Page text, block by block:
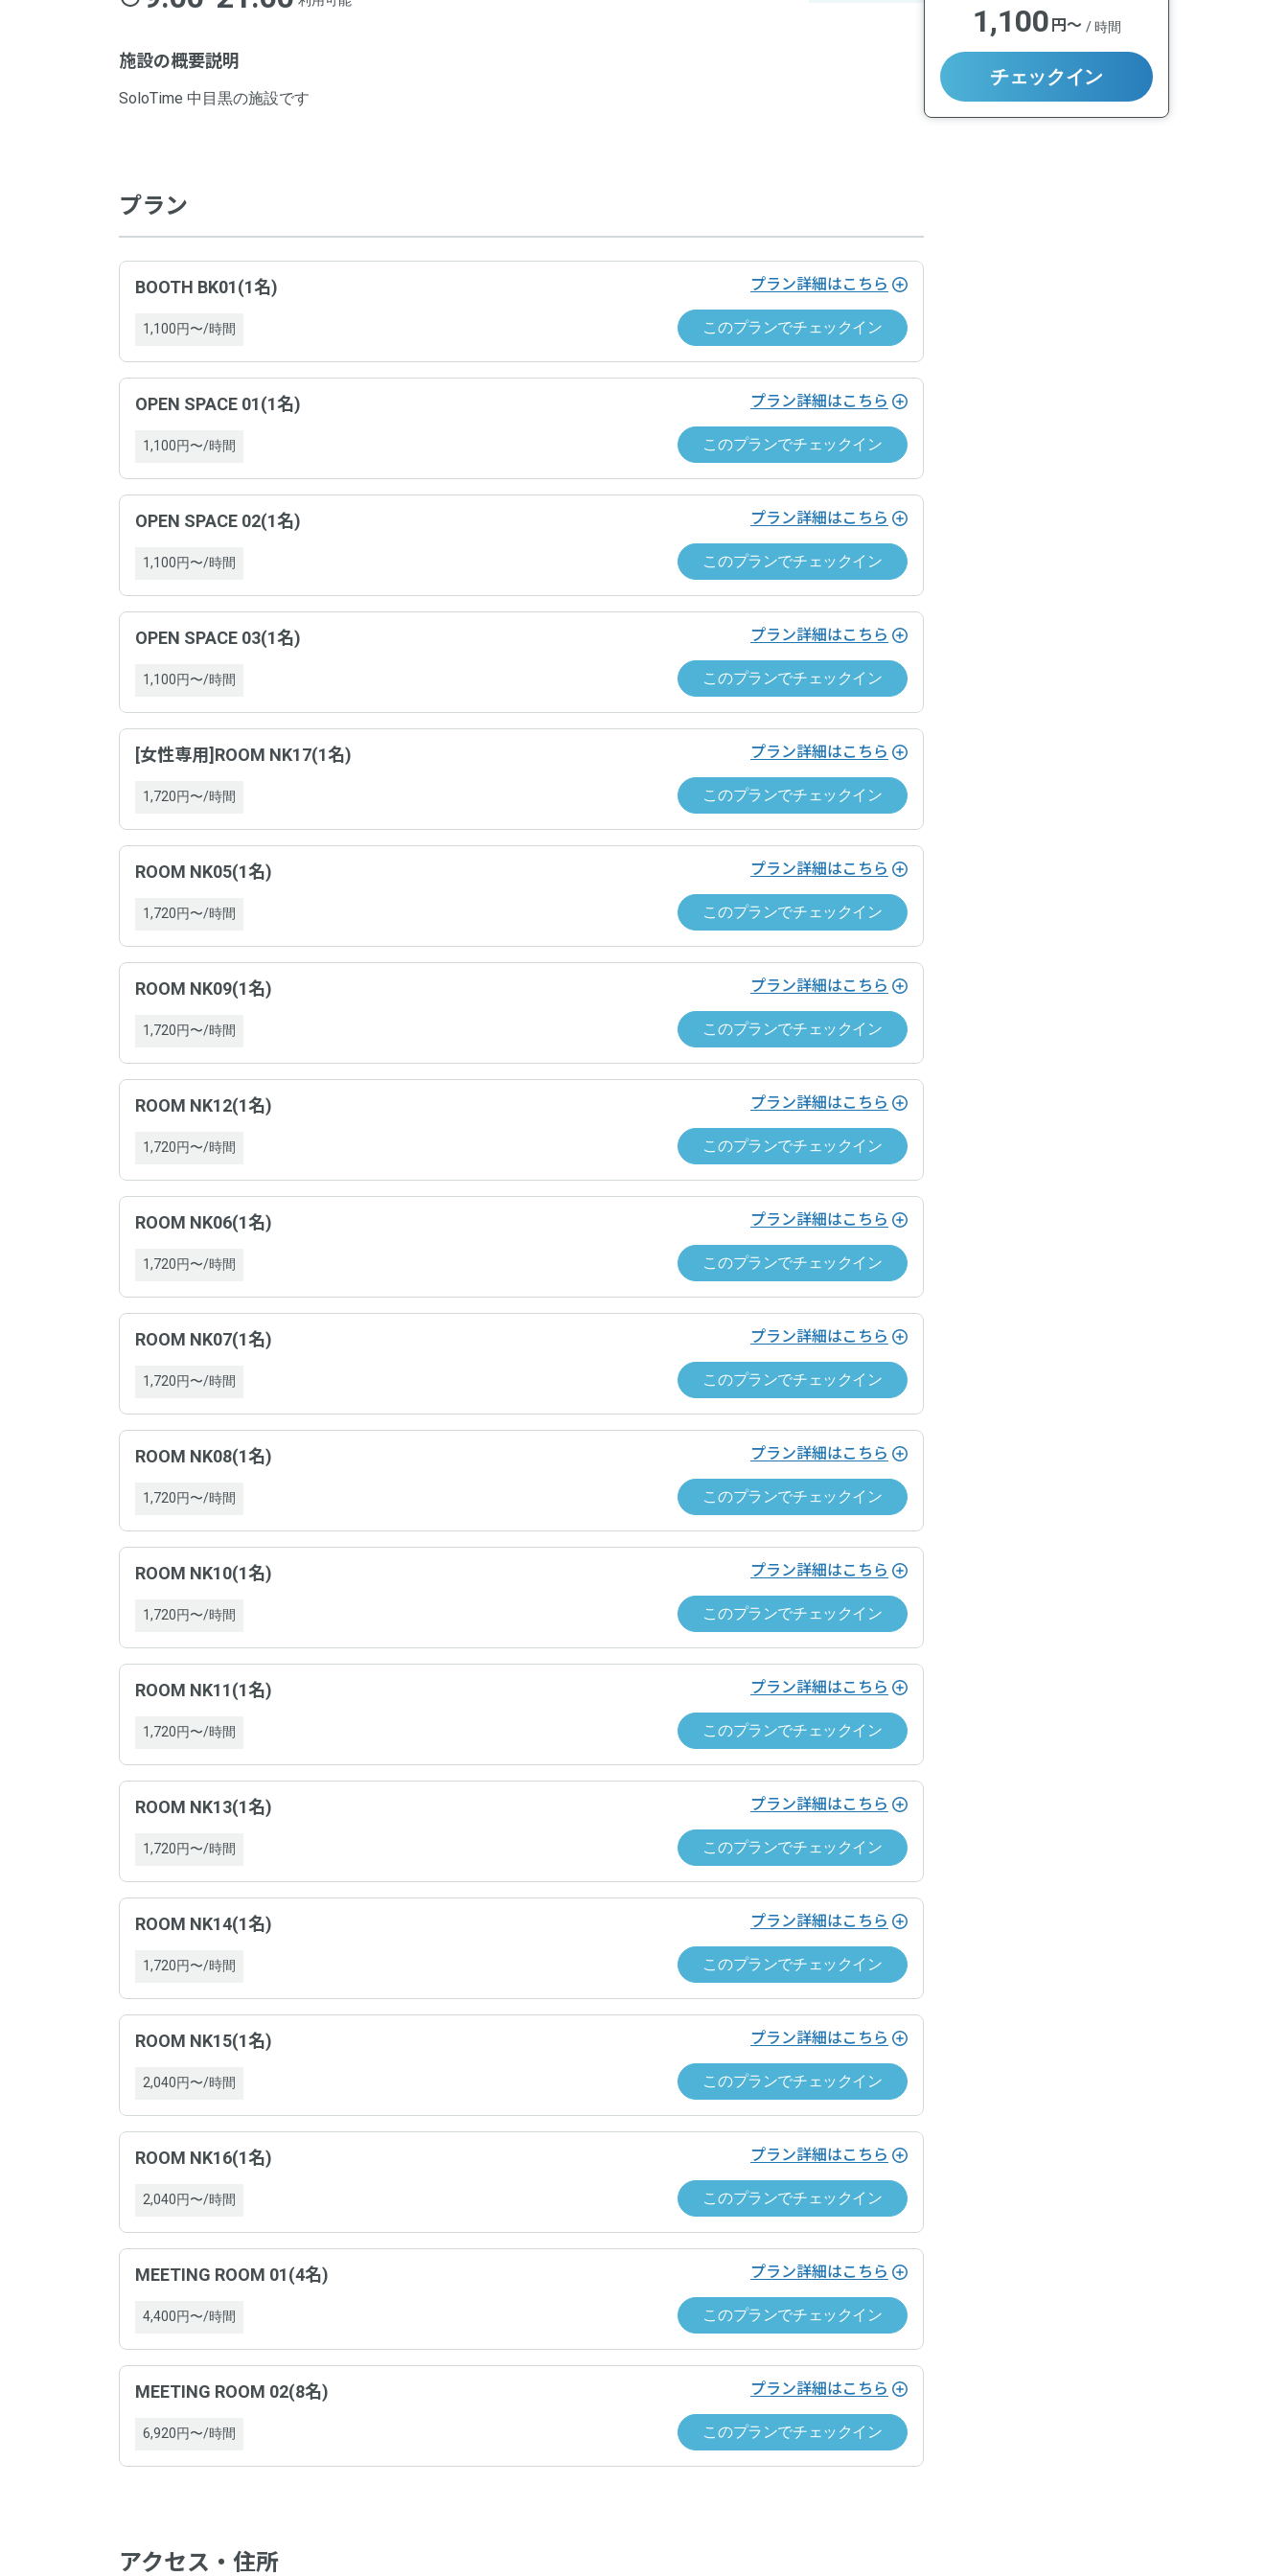
施設の概要説明
SoloTime 中目黒の施設です
プラン
BOOTH BK01(1名)
1,100円〜/時間
プラン詳細はこちら
このプランでチェックイン
OPEN SPACE 01(1名)
1,100円〜/時間
プラン詳細はこちら
このプランでチェックイン
OPEN SPACE 02(1名)
1,100円〜/時間
プラン詳細はこちら
このプランでチェックイン
OPEN SPACE 03(1名)
1,100円〜/時間
プラン詳細はこちら
このプランでチェックイン
[女性専用]ROOM NK17(1名)
1,720円〜/時間
プラン詳細はこちら
このプランでチェックイン
ROOM NK05(1名)
1,720円〜/時間
プラン詳細はこちら
このプランでチェックイン
ROOM NK09(1名)
1,720円〜/時間
プラン詳細はこちら
このプランでチェックイン
ROOM NK12(1名)
1,720円〜/時間
プラン詳細はこちら
このプランでチェックイン
ROOM NK06(1名)
1,720円〜/時間
プラン詳細はこちら
このプランでチェックイン
ROOM NK07(1名)
1,720円〜/時間
プラン詳細はこちら
このプランでチェックイン
ROOM NK08(1名)
1,720円〜/時間
プラン詳細はこちら
このプランでチェックイン
ROOM NK10(1名)
1,720円〜/時間
プラン詳細はこちら
このプランでチェックイン
ROOM NK11(1名)
1,720円〜/時間
プラン詳細はこちら
このプランでチェックイン
ROOM NK13(1名)
1,720円〜/時間
プラン詳細はこちら
このプランでチェックイン
ROOM NK14(1名)
1,720円〜/時間
プラン詳細はこちら
このプランでチェックイン
ROOM NK15(1名)
2,040円〜/時間
プラン詳細はこちら
このプランでチェックイン
ROOM NK16(1名)
2,040円〜/時間
プラン詳細はこちら
このプランでチェックイン
MEETING ROOM 01(4名)
4,400円〜/時間
プラン詳細はこちら
このプランでチェックイン
MEETING ROOM 02(8名)
6,920円〜/時間
プラン詳細はこちら
このプランでチェックイン
アクセス・住所
1,100 円〜 / 時間
チェックイン
【ポイント5%還元】利用額に応じてポイント還元プログラム
本サービスでスペースを利用し決済した方
プログラム対象期間 2025年2月17日（月）〜
スペース予約の決済に利用できるポイントを、利用額の5%分進呈。
※ポイントによる支払い部分を除く。
小数点切捨（例：250円決済した場合、250円 × 5% = 12.5 → 12ポイント付与。）
※1ポイント=1円、1ポイントから利用可能。
・ポイントは、対象となるサービス利用の決済の翌日に付与されます。
・本プログラム特典は、弊社規定により特典付与対象外とする場合がございま
す。あらかじめご了承ください。
・本プログラムは弊社の都合により予告なく終了・変更する場合がございま
す。あらかじめご了承ください。
・付与される特典の利用有効期限は、マイページ内「ポイント履歴」に記載の
日付をご確認ください。
一覧を表示
お得さ 0.0
野村不動産株式会社
ワークスペースごとに表示（税込表示）
ドロップイン料金以外
なし
ドロップインの当日にワークスペース内で有償オプション利用がある場合、当日運営ホストへ支払い
チェックインの手続きが完了した時
クレジットカード決済（VISA、Master、JCB、American Express、Diners Club、
支払時期 チェックアウトの手続きが完了した時
・チェックインの撤回はできません。
・チェックインの手続きが完了し、運営ホストとの間でドロップイン契約が成立
した場合は、原則としてキャンセルできません。ドロップインを終了するために
は、チェックアウトの手続きを完了し、ドロップイン料金をお支払いいただく必
要があります。詳細は、ドロップインサービス利用ゲスト規約及びワークスペー
「空箱byGMO」にお問い合わせ次第、遅延なく提供します。
「空箱byGMO」にお問い合わせ次第、遅延なく提供します。
「空箱byGMO」にお問い合わせ次第、遅延なく提供します。
ドロップイン利用ゲスト規約 、各運営ホストの利用規約
お問い合わせフォームよりお願いします。
事業者名 野村不動産株式会社
ワークスペースごとに表示（税込表示）
ドロップイン料金以外
なし
ドロップインの当日にワークスペース内で有償オプション利用がある場合、当日運営ホストへ支払い
チェックインの手続きが完了した時
クレジットカード決済（VISA，Master，JCB, American Express, Diners）
チェックアウトの手続きが完了した時
キャンセルについて
・チェックインの撤回はできません。
・チェックインの手続きが完了し、運営ホストとの間でドロップイン契約が成立
した場合は、原則としてキャンセルできません。ドロップインを終了するために
は、チェックアウトの手続きを完了し、ドロップイン料金をお支払いいただく必
要があります。詳細は、ドロップインサービス利用ゲスト規約及びワークスペー
ス約款をご覧ください。
「空箱byGMO」にお問い合わせ次第、遅延なく提供します。
「空箱byGMO」にお問い合わせ次第、遅延なく提供します。
契約条件 ドロップイン利用ゲスト規約、各運営ホストの利用規約
チェックインはスマートフォンからお願いします。
以下のQRコードをスマートフォンでスキャンし、遷移先の施設詳細ページから「チェックイン」できます。